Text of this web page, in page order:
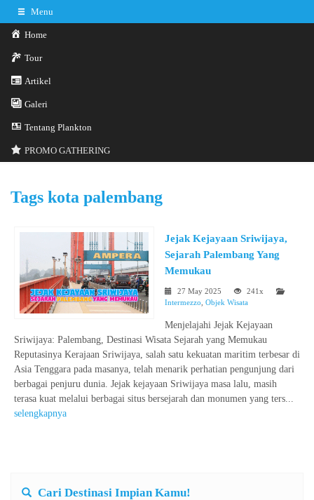
Menu
Home
Tour
Artikel
Galeri
Tentang Plankton
PROMO GATHERING
Tags kota palembang
Jejak Kejayaan Sriwijaya,
Sejarah Palembang Yang
Memukau
27 May 2025
241x
Intermezzo Objek Wisata
Menjelajahi Jejak Kejayaan
Sriwijaya: Palembang, Destinasi Wisata Sejarah yang Memukau
Reputasinya Kerajaan Sriwijaya, salah satu kekuatan maritim terbesar di
Asia Tenggara pada masanya, telah menarik perhatian pengunjung dari
berbagai penjuru dunia. Jejak kejayaan Sriwijaya masa lalu, masih
terasa kuat melalui berbagai situs bersejarah dan monumen yang ters...
selengkapnya
Cari Destinasi Impian Kamu!